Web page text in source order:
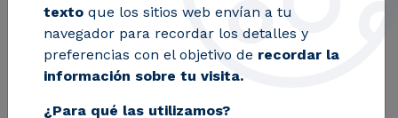
CIRCE-Centro
Tecnológico se
incorpora a CEOE
texto que los sitios web envían a tu
navegador para recordar los detalles y
preferencias con el objetivo de recordar la
información sobre tu visita.
¿Para qué las utilizamos?